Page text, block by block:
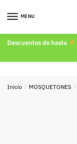
MENU
Descuentos de hasta
Inicio / MOSQUETONES /